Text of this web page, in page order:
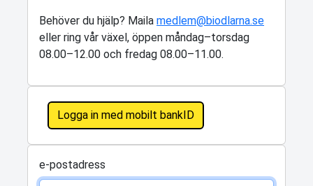
Behöver du hjälp? Maila medlem@biodlarna.se
eller ring vår växel, öppen måndag–torsdag
08.00–12.00 och fredag 08.00–11.00.
Logga in med mobilt bankID
e-postadress